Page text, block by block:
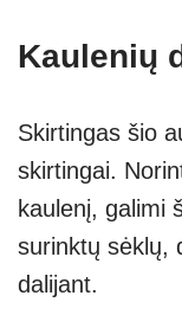
Kaulenių
Skirtingas šio
skirtingai.
kaulenį, galimi
surinktų sėklų,
dalijant.